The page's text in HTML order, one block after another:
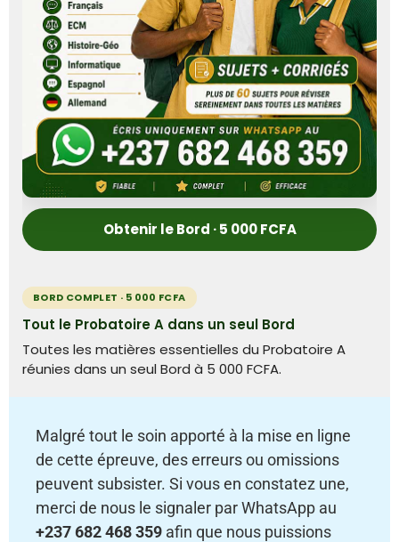
Obtenir le Bord · 5 000 FCFA
BORD COMPLET · 5 000 FCFA
Tout le Probatoire A dans un seul Bord
Toutes les matières essentielles du Probatoire A
réunies dans un seul Bord à 5 000 FCFA.
Malgré tout le soin apporté à la mise en ligne
de cette épreuve, des erreurs ou omissions
peuvent subsister. Si vous en constatez une,
merci de nous le signaler par WhatsApp au
+237 682 468 359 afin que nous puissions